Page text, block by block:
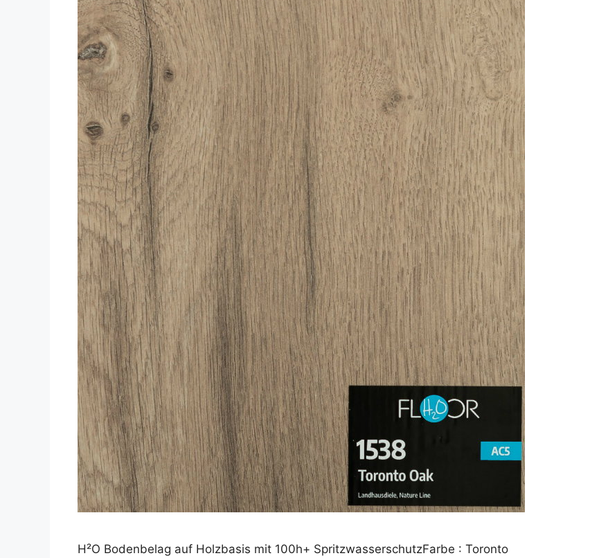
H²O Bodenbelag auf Holzbasis mit 100h+ SpritzwasserschutzFarbe : Toronto